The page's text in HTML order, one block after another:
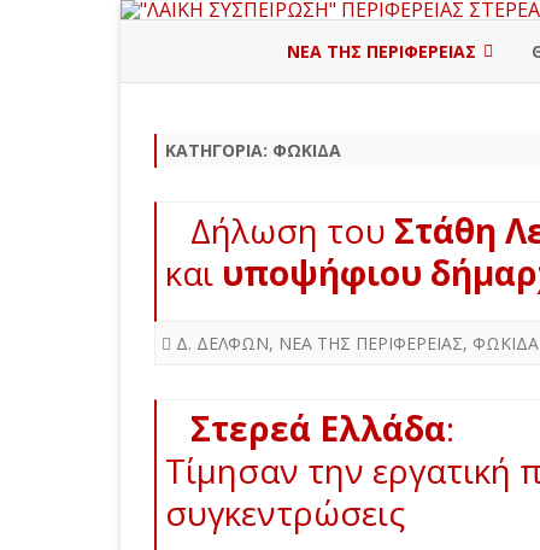
ΝΕΑ ΤΗΣ ΠΕΡΙΦΕΡΕΙΑΣ
ΒΟΙΩΤΙΑ
ΕΥΡΥΤΑΝΙΑ
ΦΩΚΙΔΑ
ΚΑΤΗΓΟΡΊΑ: ΦΩΚΙΔΑ
Δήλωση του Στάθη
και υποψήφιου
Δ. ΔΕΛΦΩΝ, ΝΕΑ ΤΗΣ ΠΕΡΙΦΕΡΕΙΑΣ, ΦΩΚΙΔΑ
Στερεά Ελλάδα:
Τίμησαν την εργατική
συγκεντρώσεις